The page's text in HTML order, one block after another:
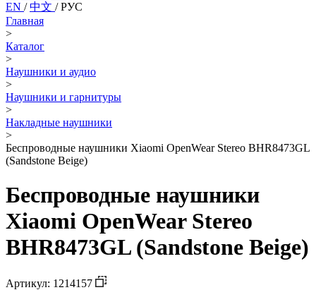
EN /中文 /РУС
Главная
>
Каталог
>
Наушники и аудио
>
Наушники и гарнитуры
>
Накладные наушники
>
Беспроводные наушники Xiaomi OpenWear Stereo BHR8473GL
(Sandstone Beige)
Беспроводные наушники
Xiaomi OpenWear Stereo
BHR8473GL (Sandstone Beige)
Артикул: 1214157